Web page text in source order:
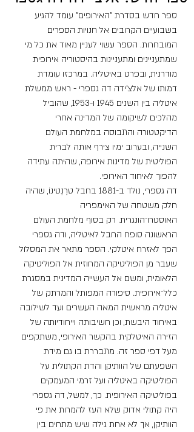
ספר חדש בסדרת "האירופים" עומד להגיע
בשבועיים הקרובים אל חנויות הספרים
המובחרות. הספר עשוי לעניין מאוד את כל מי
שמתעניינים ומתעניינות בהיסטוריה אירופית
מודרנית, ובפרט באיטליה. במרכזו עומדת
דמותו של אלצ'ידה דה גספרי - ראש ממשלת
איטליה בין השנים 1945 ו-1953, שהוביל
מהלכים לשיקומה של המדינה אחרי
הדיקטטורה והתבוסה במלחמת העולם
השנייה, ובערוב ימיו צירף אותה לברית
הפוליטית של מדינות אירופה, שהיתה עתידה
להפוך לאיחוד האירופי.
דה גספרי, נולד ב-1881 בחבל טרֶנְטינוֹ, שהיה
חלק משטחה של האימפריה
האוסטרו־הונגרית. רק בסוף מלחמת העולם
הראשונה סופח החבל לאיטליה, ודה גספרי
הפך לאזרח איטלקי. הספר מתאר את המסלול
שעבר מן הפוליטיקה המחוזית אל הפוליטיקה
הלאומית, ומשם אל העשייה המדינית במסגרת
כלל־אירופית. סיפורה המפותל והמרתק של
איטליה מראשית המאה העשרים ועד לשילובה
באיחוד היבשת, וכן חשיבותה וייחודיותה של
הזירה האיטלקית בהקשר האירופי, משתקפים
מעל דפי ספר זה. מתבררת בו גם מידת
השפעתם של הוותיקן והדת הקתולית על
הפוליטיקה באיטליה ועל זרמי המעמקים
בפוליטיקה האירופית. כך, למשל, דה גספרי
היה קתולי אדוק שלא העז להמרות את פי
הוותיקן, אך לא אחת גילה שיש מתחים בין